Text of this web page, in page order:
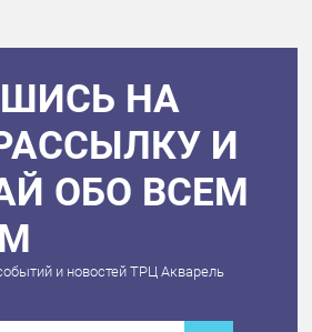
НА
И
ОБО ВСЕМ
и новостей ТРЦ Акварель